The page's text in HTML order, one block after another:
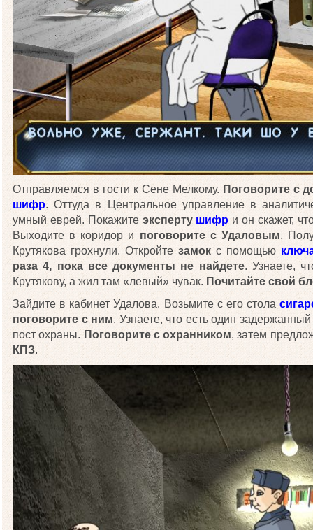
Отправляемся в гости к Сене Мелкому. Поговорите с
шифр. Оттуда в Центральное управление в
умный еврей. Покажите эксперту шифр и он скажет,
Выходите в коридор и поговорите с Удаловым.
Крутякова грохнули. Откройте замок с помощью
раза 4, пока все документы не найдете. Узнаете,
Крутякову, а жил там «левый» чувак. Почитайте свой
Зайдите в кабинет Удалова. Возьмите с его стола
поговорите с ним. Узнаете, что есть один
пост охраны. Поговорите с охранником, затем
КПЗ.